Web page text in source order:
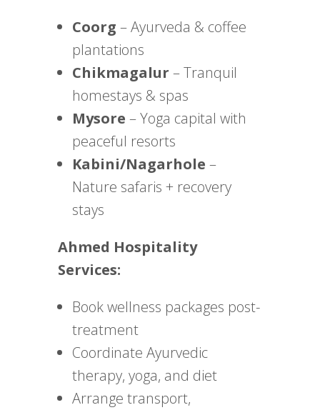
Coorg – Ayurveda & coffee
plantations
Chikmagalur – Tranquil
homestays & spas
Mysore – Yoga capital with
peaceful resorts
Kabini/Nagarhole –
Nature safaris + recovery
stays
Ahmed Hospitality
Services:
Book wellness packages post-
treatment
Coordinate Ayurvedic
therapy, yoga, and diet
Arrange transport,